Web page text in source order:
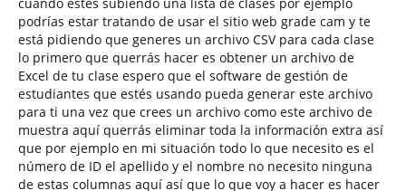
podrías estar tratando de usar el sitio web grade cam y te
está pidiendo que generes un archivo CSV para cada clase
lo primero que querrás hacer es obtener un archivo de
Excel de tu clase espero que el software de gestión de
estudiantes que estés usando pueda generar este archivo
para ti una vez que crees un archivo como este archivo de
muestra aquí querrás eliminar toda la información extra así
que por ejemplo en mi situación todo lo que necesito es el
número de ID el apellido y el nombre no necesito ninguna
de estas columnas aquí así que lo que voy a hacer es hacer